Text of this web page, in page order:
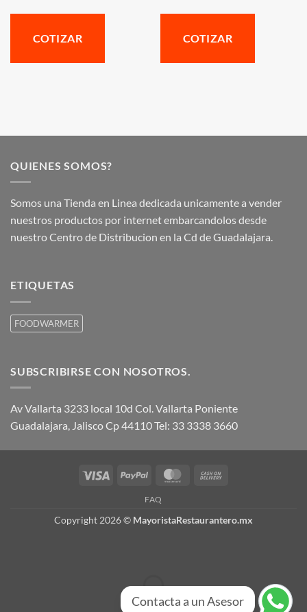
COTIZAR COTIZAR
QUIENES SOMOS?
Somos una Tienda en Linea dedicada unicamente a vender
nuestros productos por internet embarcandolos desde
nuestro Centro de Distribucion en la Cd de Guadalajara.
ETIQUETAS
FOODWARMER
SUBSCRIBIRSE CON NOSOTROS.
Av Vallarta 3233 local 10d Col. Vallarta Poniente
Guadalajara, Jalisco Cp 44110 Tel: 33 3338 3660
Visa PayPal MasterCard
FAQ
Copyright 2026 © MayoristaRestaurantero.mx
Contacta a un Asesor